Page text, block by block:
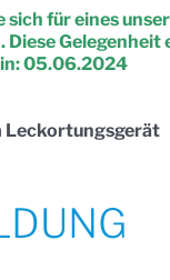
sich für eines
Diese
05.06.2024
Leckortungsgerät